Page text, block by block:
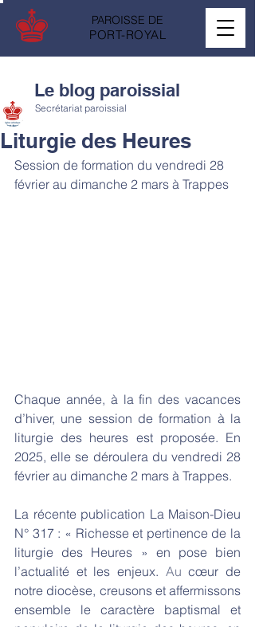
PAROISSE DE
PORT-ROYAL
Liturgie des Heures
Secrétariat paroissial
Session de formation du vendredi 28
février au dimanche 2 mars à Trappes
Chaque année, à la fin des vacances
d’hiver, une session de formation à la
liturgie des heures est proposée. En
2025, elle se déroulera du vendredi 28
février au dimanche 2 mars à Trappes.
La récente publication La Maison-Dieu
N° 317 : « Richesse et pertinence de la
liturgie des Heures » en pose bien
l’actualité et les enjeux. Au cœur de
notre diocèse, creusons et affermissons
ensemble le caractère baptismal et
Le blog paroissial